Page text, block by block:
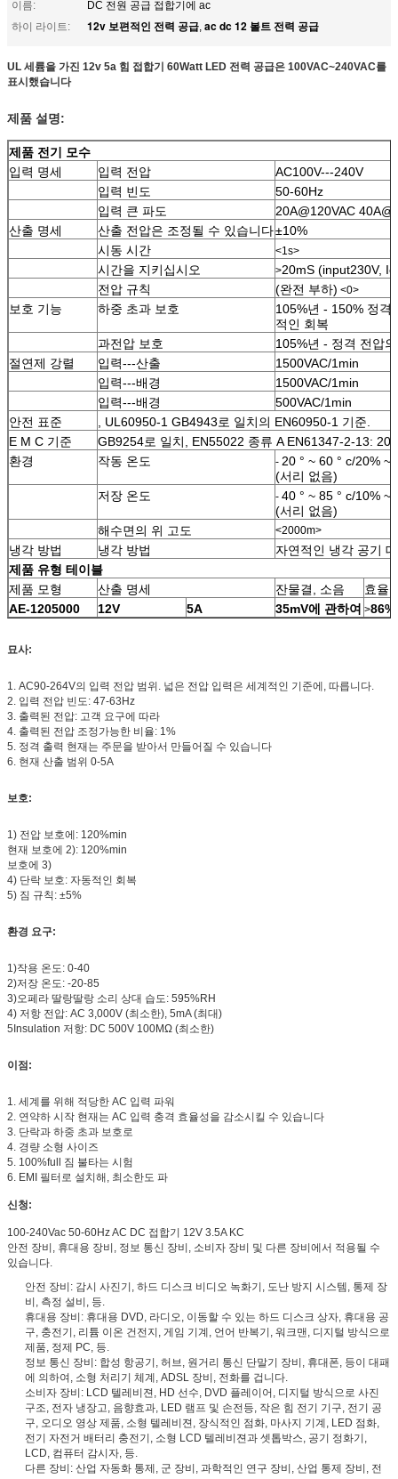
이름:
DC 전원 공급 접합기에 ac
하이 라이트:
12v 보편적인 전력 공급, ac dc 12 볼트 전력 공급
UL 세륨을 가진 12v 5a 힘 접합기 60Watt LED 전력 공급은 100VAC~240VAC를
표시했습니다
제품 설명:
제품 전기 모수
입력 명세
입력 전압
AC100V---240V
입력 빈도
50-60Hz
입력 큰 파도
20A@120VAC
산출 명세
산출 전압은 조정될 수 있습니다±10%
시동 시간
<1s>
시간을 지키십시오 >20mS (input230V,
전압 규칙
(완전 부하) <0>
보호 기능 하중 초과 보호
105%년 - 150% 정격
적인 회복
과전압 보호
105%년 - 정격 전압
절연제 강렬
입력---산출
1500VAC/1min
입력---배경
1500VAC/1min
입력---배경
500VAC/1min
안전 표준
, UL60950-1 GB4943로 일치의 EN60950-1 기준.
E M C 기준
GB9254로 일치, EN55022 종류 A EN61347-2-13:
환경
작동 온도 - 20 ° ~ 60 ° c/20% ~
(서리 없음)
저장 온도
- 40 ° ~ 85 ° c/10% ~
(서리 없음)
해수면의 위 고도
<2000m>
냉각 방법 냉각 방법
자연적인 냉각 공기
제품 유형 테이블
제품 모형
산출 명세 잔물결, 소음
효율
AE-1205000
12V 5A 35mV에 관하여 >86%
묘사:
1. AC90-264V의 입력 전압 범위. 넓은 전압 입력은 세계적인 기준에, 따릅니다.
2. 입력 전압 빈도: 47-63Hz
3. 출력된 전압: 고객 요구에 따라
4. 출력된 전압 조정가능한 비율: 1%
5. 정격 출력 현재는 주문을 받아서 만들어질 수 있습니다
6. 현재 산출 범위 0-5A
보호:
1) 전압 보호에: 120%min
현재 보호에 2): 120%min
보호에 3)
4) 단락 보호: 자동적인 회복
5) 짐 규칙: ±5%
환경 요구:
1)작용 온도: 0-40
2)저장 온도: -20-85
3)오페라 딸랑딸랑 소리 상대 습도: 595%RH
4) 저항 전압: AC 3,000V (최소한), 5mA (최대)
5Insulation 저항: DC 500V 100MΩ (최소한)
이점:
1. 세계를 위해 적당한 AC 입력 파워
2. 연약하 시작 현재는 AC 입력 충격 효율성을 감소시킬 수 있습니다
3. 단락과 하중 초과 보호로
4. 경량 소형 사이즈
5. 100%full 짐 불타는 시험
6. EMI 필터로 설치해, 최소한도 파
신청:
100-240Vac 50-60Hz AC DC 접합기 12V 3.5A KC
안전 장비, 휴대용 장비, 정보 통신 장비, 소비자 장비 및 다른 장비에서 적용될 수
있습니다.
안전 장비: 감시 사진기, 하드 디스크 비디오 녹화기, 도난 방지 시스템, 통제 장
비, 측정 설비, 등.
휴대용 장비: 휴대용 DVD, 라디오, 이동할 수 있는 하드 디스크 상자, 휴대용 공
구, 충전기, 리튬 이온 건전지, 게임 기계, 언어 반복기, 워크맨, 디지털 방식으로
제품, 정제 PC, 등.
정보 통신 장비: 합성 항공기, 허브, 원거리 통신 단말기 장비, 휴대폰, 등이 대패
에 의하여, 소형 처리기 체계, ADSL 장비, 전화를 겁니다.
소비자 장비: LCD 텔레비젼, HD 선수, DVD 플레이어, 디지털 방식으로 사진
구조, 전자 냉장고, 음향효과, LED 램프 및 손전등, 작은 힘 전기 기구, 전기 공
구, 오디오 영상 제품, 소형 텔레비젼, 장식적인 점화, 마사지 기계, LED 점화,
전기 자전거 배터리 충전기, 소형 LCD 텔레비젼과 셋톱박스, 공기 정화기,
LCD, 컴퓨터 감시자, 등.
다른 장비: 산업 자동화 통제, 군 장비, 과학적인 연구 장비, 산업 통제 장비, 전